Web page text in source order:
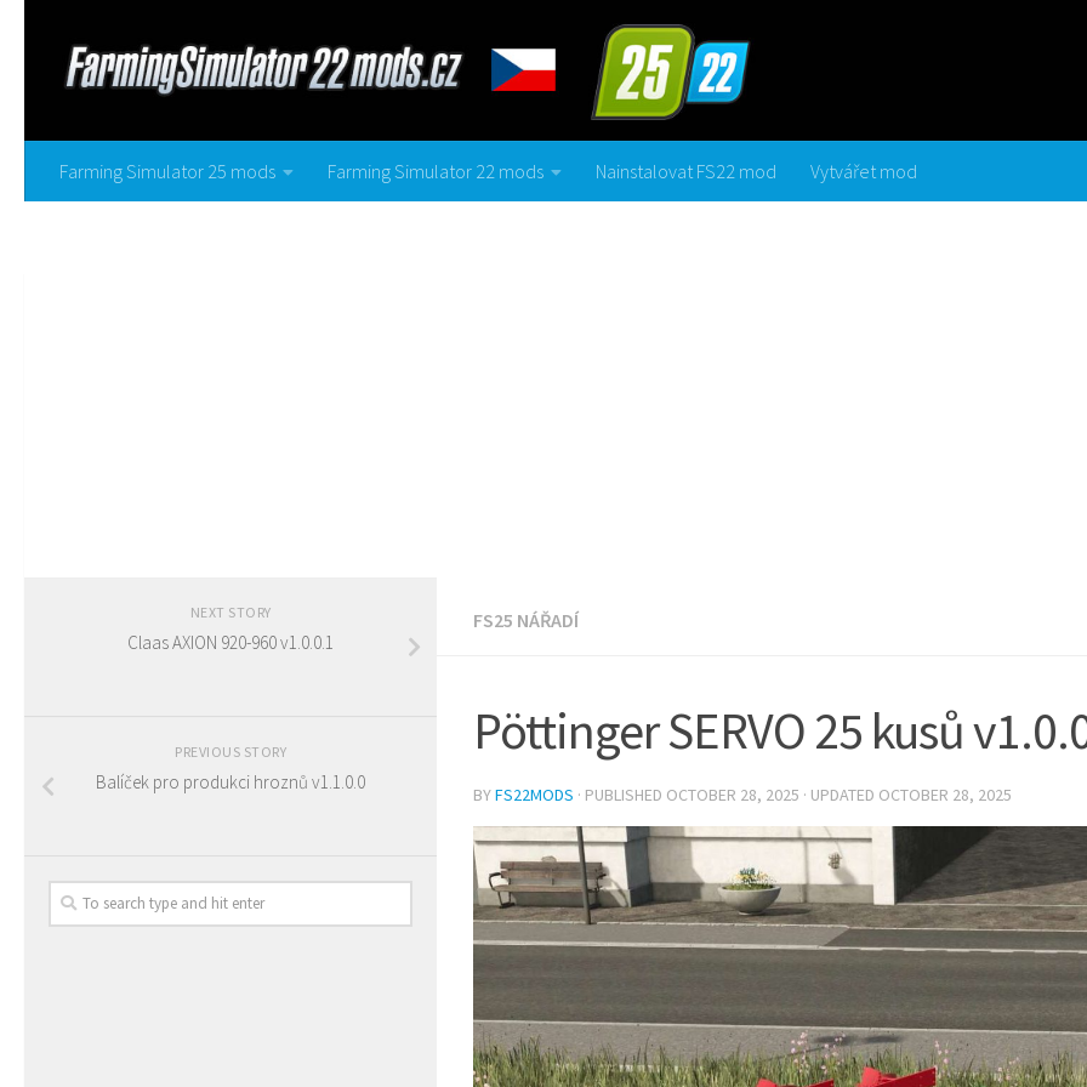
Farming Simulator 25 mods Farming Simulator 22 mods Nainstalovat FS22 mod Vytvářet mod
FS25 NÁŘADÍ
Pöttinger SERVO 25 kusů
BYFS22MODS · PUBLISHED OCTOBER 28, 2025 · UPDATED OCTOBER 28, 2025
NEXT STORY
Claas AXION 920-960 v1.0.0.1
PREVIOUS STORY
Balíček pro produkci hroznů v1.1.0.0